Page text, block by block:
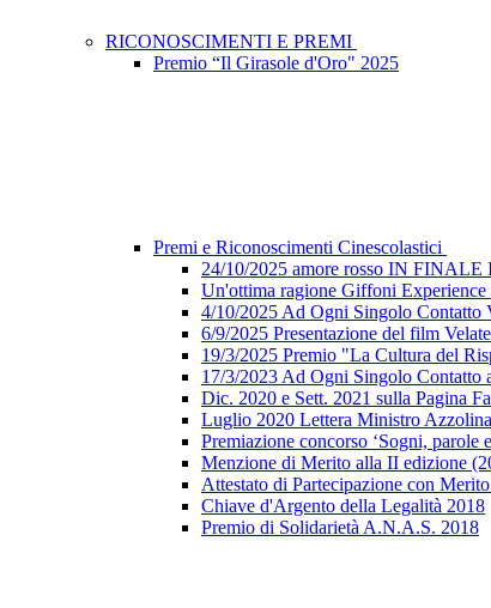
RICONOSCIMENTI E PREMI
Premio “Il Girasole d'Oro" 2025
Premi e Riconoscimenti Cinescolastici
24/10/2025 amore rosso IN
Un'ottima ragione Giffoni Experience
4/10/2025 Ad Ogni Singolo
6/9/2025 Presentazione del film
19/3/2025 Premio "La Cultura del
17/3/2023 Ad Ogni Singolo Contatto
Dic. 2020 e Sett. 2021 sulla Pagina
Luglio 2020 Lettera Ministro Azzolina
Premiazione concorso ‘Sogni,
Menzione di Merito alla II edizione
Attestato di Partecipazione con
Chiave d'Argento della Legalità 2018
Premio di Solidarietà A.N.A.S. 2018